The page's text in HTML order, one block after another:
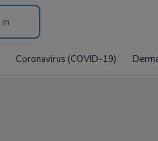
Coronavirus (COVID-19)